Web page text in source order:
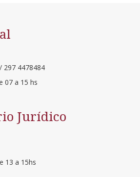
297 4478484
07 a 15 hs
Jurídico
13 a 15hs